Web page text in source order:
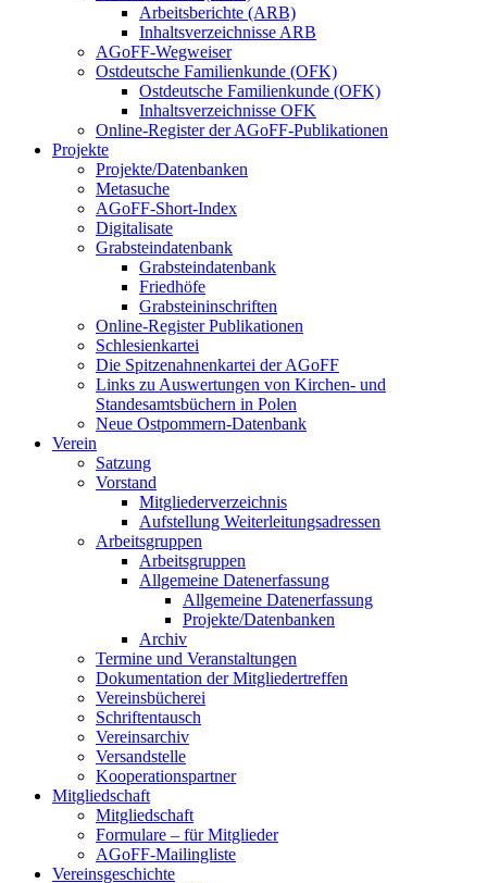
Arbeitsberichte (ARB)
Inhaltsverzeichnisse ARB
AGoFF-Wegweiser
Ostdeutsche Familienkunde (OFK)
Ostdeutsche Familienkunde (OFK)
Inhaltsverzeichnisse OFK
Online-Register der AGoFF-Publikationen
Projekte
Projekte/Datenbanken
Metasuche
AGoFF-Short-Index
Digitalisate
Grabsteindatenbank
Grabsteindatenbank
Friedhöfe
Grabsteininschriften
Online-Register Publikationen
Schlesienkartei
Die Spitzenahnenkartei der AGoFF
Links zu Auswertungen von Kirchen- und
Standesamtsbüchern in Polen
Neue Ostpommern-Datenbank
Verein
Satzung
Vorstand
Mitgliederverzeichnis
Aufstellung Weiterleitungsadressen
Arbeitsgruppen
Arbeitsgruppen
Allgemeine Datenerfassung
Allgemeine Datenerfassung
Projekte/Datenbanken
Archiv
Termine und Veranstaltungen
Dokumentation der Mitgliedertreffen
Vereinsbücherei
Schriftentausch
Vereinsarchiv
Versandstelle
Kooperationspartner
Mitgliedschaft
Mitgliedschaft
Formulare – für Mitglieder
AGoFF-Mailingliste
Vereinsgeschichte